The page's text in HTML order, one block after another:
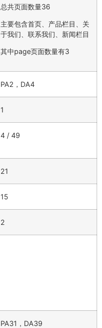
总共页面数量36
主要包含首页、产品栏目、关
于我们、联系我们、新闻栏目
其中page页面数量有3
PA2，DA4
1
4 / 49
21
15
2
PA31，DA39